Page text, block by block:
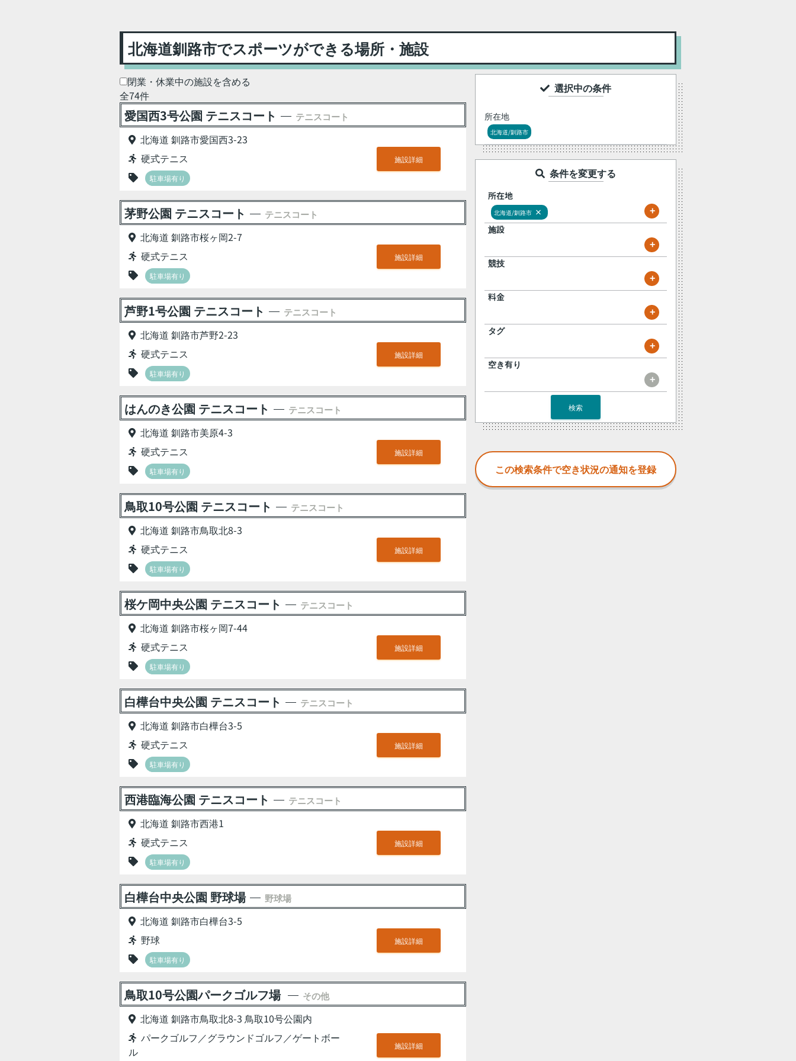
北海道釧路市でスポーツができる場所・施設
閉業・休業中の施設を含める
全74件
愛国西3号公園 テニスコート テニスコート
北海道 釧路市愛国西3-23
硬式テニス
駐車場有り
施設詳細
茅野公園 テニスコート テニスコート
北海道 釧路市桜ヶ岡2-7
硬式テニス
駐車場有り
施設詳細
芦野1号公園 テニスコート テニスコート
北海道 釧路市芦野2-23
硬式テニス
駐車場有り
施設詳細
はんのき公園 テニスコート テニスコート
北海道 釧路市美原4-3
硬式テニス
駐車場有り
施設詳細
鳥取10号公園 テニスコート テニスコート
北海道 釧路市鳥取北8-3
硬式テニス
駐車場有り
施設詳細
桜ケ岡中央公園 テニスコート テニスコート
北海道 釧路市桜ヶ岡7-44
硬式テニス
駐車場有り
施設詳細
白樺台中央公園 テニスコート テニスコート
北海道 釧路市白樺台3-5
硬式テニス
駐車場有り
施設詳細
西港臨海公園 テニスコート テニスコート
北海道 釧路市西港1
硬式テニス
駐車場有り
施設詳細
白樺台中央公園 野球場 野球場
北海道 釧路市白樺台3-5
野球
駐車場有り
施設詳細
鳥取10号公園パークゴルフ場 その他
北海道 釧路市鳥取北8-3 鳥取10号公園内
パークゴルフ／グラウンドゴルフ／ゲートボー
ル
施設詳細
選択中の条件
所在地
北海道/釧路市
条件を変更する
所在地
北海道/釧路市 × +
施設
+
競技
+
料金
+
タグ
+
空き有り
+
検索